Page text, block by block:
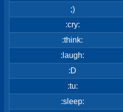
;)
:cry:
:think:
:laugh:
:D
:tu:
:sleep: